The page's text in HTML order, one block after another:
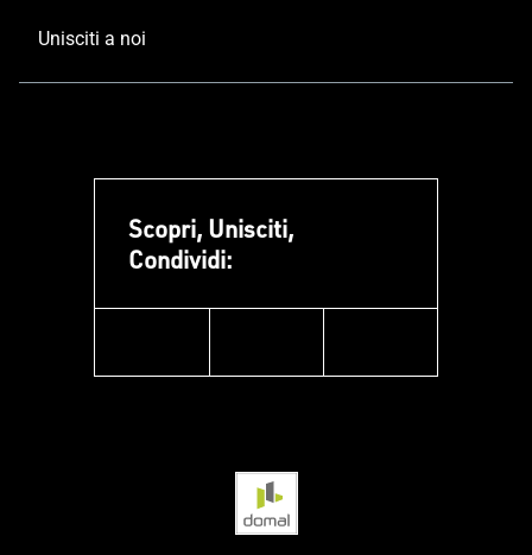
Unisciti a noi
Scopri, Unisciti,
Condividi: